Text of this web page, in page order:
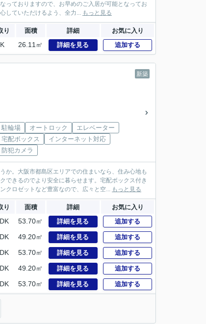
っておりますので、お早めのご入居が可能となってお
していただけるよう、全力... もっと見る
り 面積 詳細 お気に入り
26.11㎡ 詳細を見る 追加する
新築
駐輪場 オートロック
エレベーター
宅配ボックス
インターネット対応
防犯カメラ
か。大阪市都島区エリアでの住まいなら、住み心地も
できるのでより安全に暮らせます。宅配ボックス付き
クロゼットなど豊富なので、広々と空... もっと見る
り 面積 詳細 お気に入り
53.70㎡ 詳細を見る 追加する
49.20㎡ 詳細を見る 追加する
53.70㎡ 詳細を見る 追加する
49.20㎡ 詳細を見る 追加する
53.70㎡ 詳細を見る 追加する